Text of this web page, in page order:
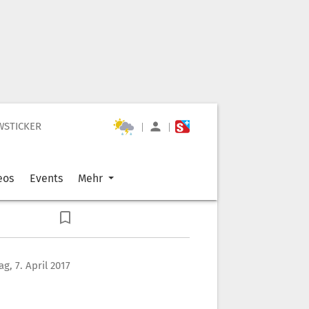
| |
Events Mehr
7. April 2017